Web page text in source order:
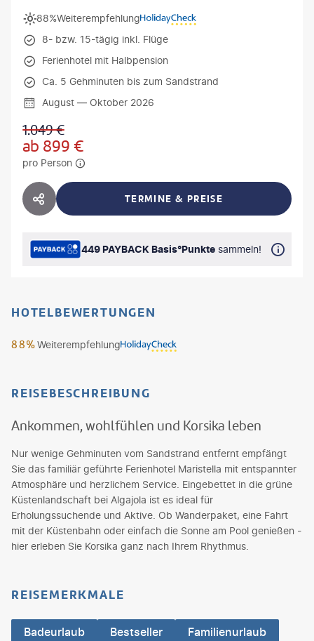
Weiterempfehlung
88%
8- bzw. 15-tägig inkl. Flüge
Ferienhotel mit Halbpension
Ca. 5 Gehminuten bis zum Sandstrand
August — Oktober 2026
1.049€
ab 899 €
pro Person
HOTEL TEILEN TERMINE & PREISE
449 PAYBACK Basis°Punkte sammeln!
HOTELBEWERTUNGEN
Weiterempfehlung
88%
REISEBESCHREIBUNG
Ankommen, wohlfühlen und Korsika leben
Nur wenige Gehminuten vom Sandstrand entfernt empfängt
Sie das familiär geführte Ferienhotel Maristella mit entspannter
Atmosphäre und herzlichem Service. Eingebettet in die grüne
Küstenlandschaft bei Algajola ist es ideal für
Erholungssuchende und Aktive. Ob Wanderpaket, eine Fahrt
mit der Küstenbahn oder einfach die Sonne am Pool genießen -
hier erleben Sie Korsika ganz nach Ihrem Rhythmus.
REISEMERKMALE
Badeurlaub Bestseller
Familienurlaub